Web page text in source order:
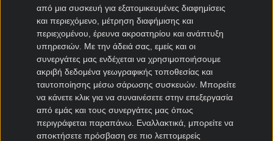
από μια συσκευή για εξατομικευμένες διαφημίσεις
και περιεχόμενο, μέτρηση διαφήμισης και
περιεχομένου, έρευνα ακροατηρίου και ανάπτυξη
υπηρεσιών. Με την άδειά σας, εμείς και οι
συνεργάτες μας ενδέχεται να χρησιμοποιήσουμε
ακριβή δεδομένα γεωγραφικής τοποθεσίας και
ταυτοποίησης μέσω σάρωσης συσκευών. Μπορείτε
να κάνετε κλικ για να συναινέσετε στην επεξεργασία
από εμάς και τους συνεργάτες μας όπως
περιγράφεται παραπάνω. Εναλλακτικά, μπορείτε να
αποκτήσετε πρόσβαση σε πιο λεπτομερείς
Μπάγερν μεταγραφές
Ντόρτμουντ μεταγραφές
Αμβούργο μεταγραφές
Λεβερκούζεν μεταγραφές
Άιντραχτ Φρανκφούρτης μεταγραφές
Μεταγραφές Γαλλία
Παρί Σεν Ζερμέν μεταγραφές